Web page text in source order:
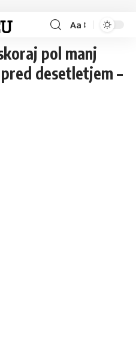
Aa
pol manj
desetletjem –